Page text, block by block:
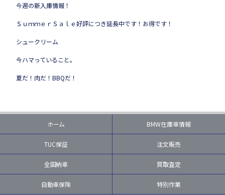
今週の新入庫情報！
ＳｕｍｍｅｒＳａｌｅ好評につき延長中です！お得です！
シュークリーム
今ハマっていること。
夏だ！肉だ！BBQだ！
ホーム BMW在庫車情報
TUC保証 注文販売
全国納車 買取査定
自動車保険 特別作業